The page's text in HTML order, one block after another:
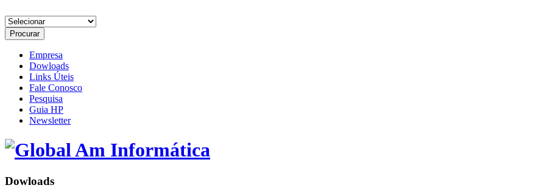
Empresa
Dowloads
Links Úteis
Fale Conosco
Pesquisa
Guia HP
Newsletter
Dowloads